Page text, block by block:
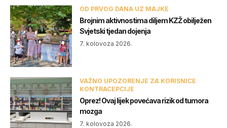
OD PRVOG DANA UZ MAJKE
Brojnim aktivnostima diljem KZŽ obilježen
Svjetski tjedan dojenja
7. kolovoza 2026.
VAŽNO UPOZORENJE ZA KORISNICE
KONTRACEPCIJE
Oprez! Ovaj lijek povećava rizik od tumora
mozga
7. kolovoza 2026.